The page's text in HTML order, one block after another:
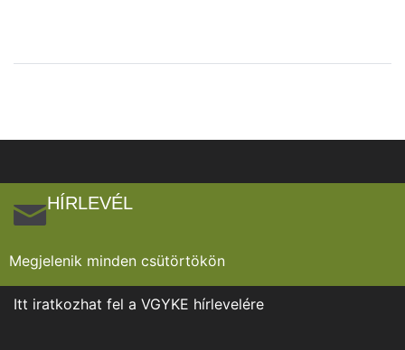
HÍRLEVÉL
Megjelenik minden csütörtökön
Itt iratkozhat fel a VGYKE hírlevelére